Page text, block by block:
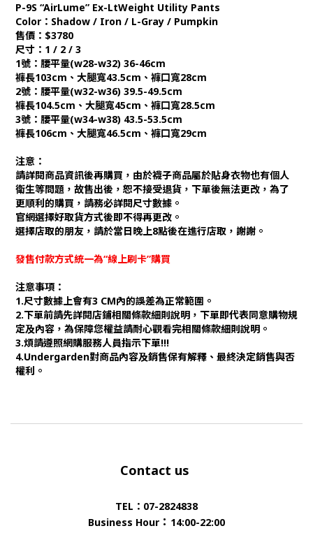
P-9S “AirLume” Ex-LtWeight Utility Pants
Color：Shadow / Iron / L-Gray / Pumpkin
售價：$3780
尺寸：1 / 2 / 3
1號：腰平量(w28-w32) 36-46cm
褲長103cm、大腿寬43.5cm、褲口寬28cm
2號：腰平量(w32-w36) 39.5-49.5cm
褲長104.5cm、大腿寬45cm、褲口寬28.5cm
3號：腰平量(w34-w38) 43.5-53.5cm
褲長106cm、大腿寬46.5cm、褲口寬29cm
注意：
請詳閱商品資訊後再購買，由於襪子商品屬於貼身衣物也有個人
衛生等問題，故售出後，恕不接受退貨，下單後無法更改，為了
更順利的購買，請務必詳閱尺寸數據。
官網選擇好取貨方式後即不得再更改。
選擇店取的朋友，請於當日晚上8點後在進行店取，謝謝。
發售付款方式統一為“線上刷卡”購買
注意事項：
1.尺寸數據上會有3 CM內的誤差為正常範圍。
2.下單前請先詳閱店鋪相關條款細則說明，下單即代表同意購物規
定及內容，為保障您權益請耐心觀看完相關條款細則說明。
3.煩請遵照網購服務人員指示下單!!!
4.Undergarden對商品內容及銷售保有解釋、最終決定銷售與否
權利。
Contact us
TEL：07-2824838
Business Hour ： 14:00-22:00